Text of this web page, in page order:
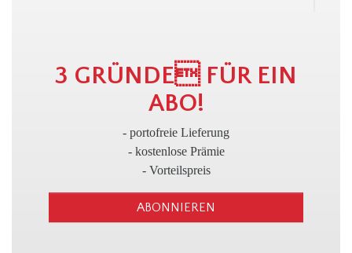
3
3 GRÜNDE FÜR EIN
ABO!
- portofreie Lieferung
- kostenlose Prämie
- Vorteilspreis
ABONNIEREN